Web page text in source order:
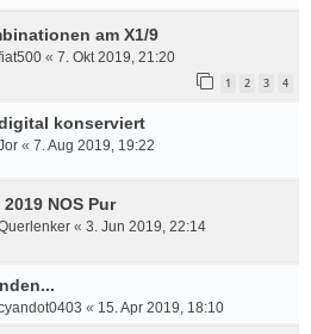
am X1/9
« 7. Okt 2019, 21:20
1 2 3 4
konserviert
« 7. Aug 2019, 19:22
NOS Pur
« 3. Jun 2019, 22:14
« 15. Apr 2019, 18:10